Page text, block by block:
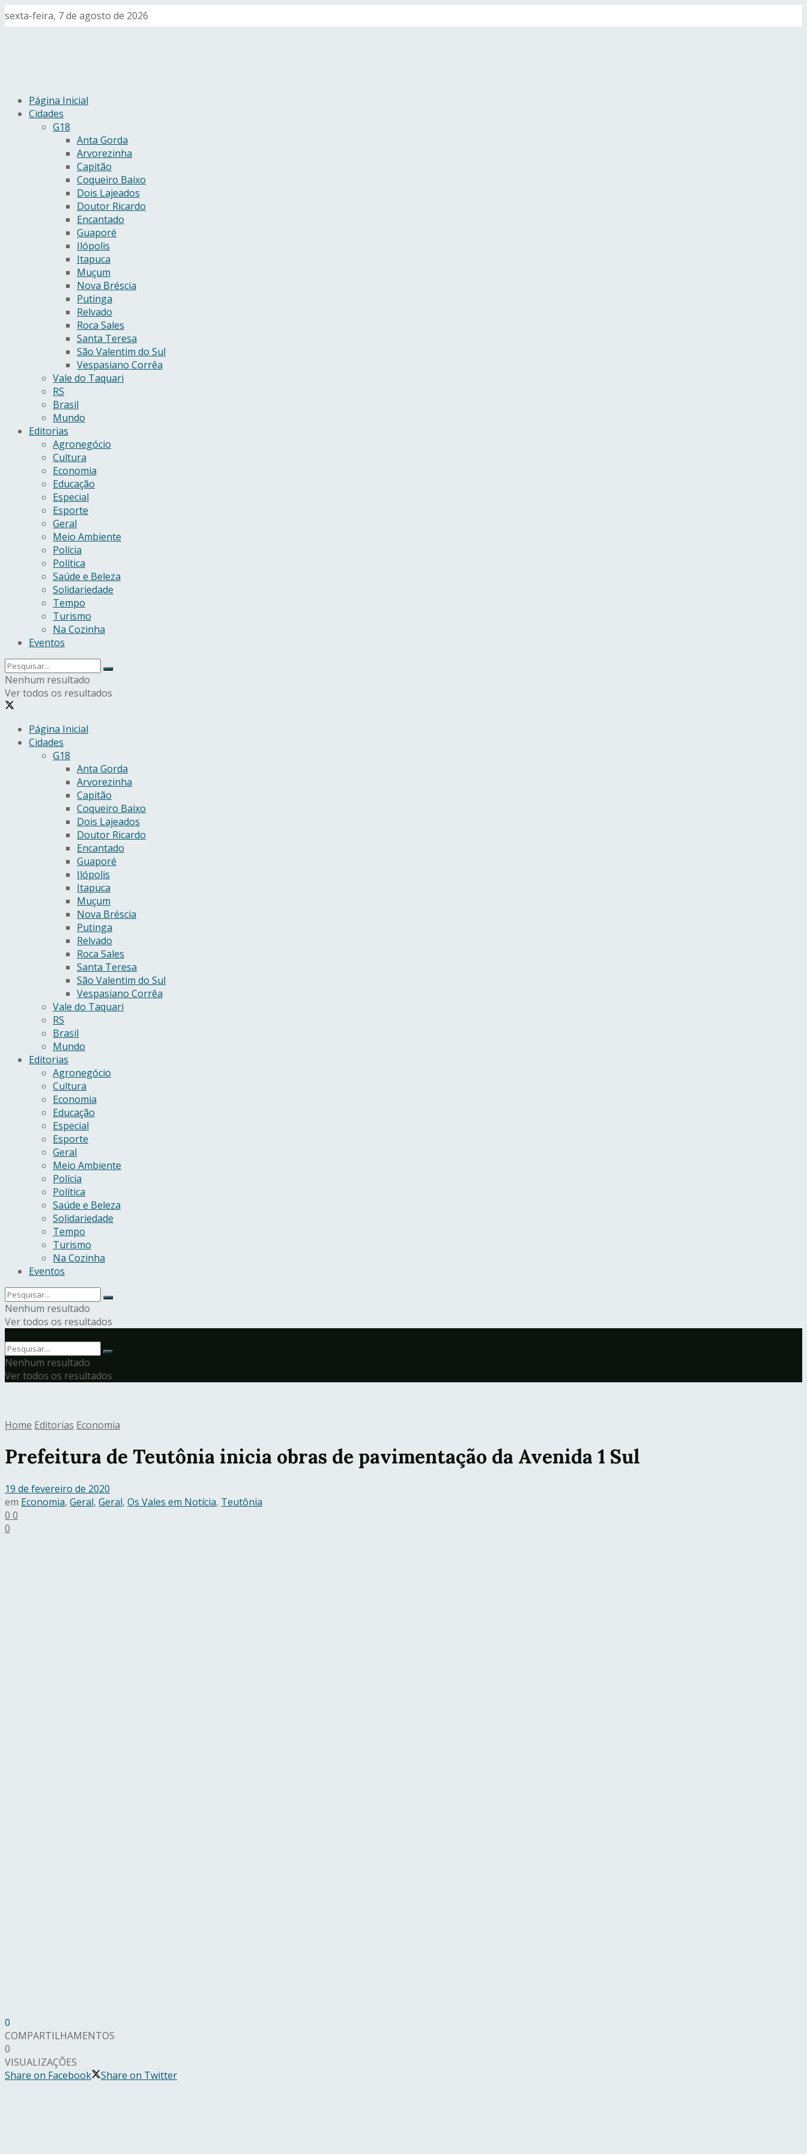
sexta-feira, 7 de agosto de 2026
Página Inicial
Cidades
G18
Anta Gorda
Arvorezinha
Capitão
Coqueiro Baixo
Dois Lajeados
Doutor Ricardo
Encantado
Guaporé
Ilópolis
Itapuca
Muçum
Nova Bréscia
Putinga
Relvado
Roca Sales
Santa Teresa
São Valentim do Sul
Vespasiano Corrêa
Vale do Taquari
RS
Brasil
Mundo
Editorias
Agronegócio
Cultura
Economia
Educação
Especial
Esporte
Geral
Meio Ambiente
Polícia
Política
Saúde e Beleza
Solidariedade
Tempo
Turismo
Na Cozinha
Eventos
Nenhum resultado
Ver todos os resultados
Página Inicial
Cidades
G18
Anta Gorda
Arvorezinha
Capitão
Coqueiro Baixo
Dois Lajeados
Doutor Ricardo
Encantado
Guaporé
Ilópolis
Itapuca
Muçum
Nova Bréscia
Putinga
Relvado
Roca Sales
Santa Teresa
São Valentim do Sul
Vespasiano Corrêa
Vale do Taquari
RS
Brasil
Mundo
Editorias
Agronegócio
Cultura
Economia
Educação
Especial
Esporte
Geral
Meio Ambiente
Polícia
Política
Saúde e Beleza
Solidariedade
Tempo
Turismo
Na Cozinha
Eventos
Nenhum resultado
Ver todos os resultados
Nenhum resultado
Ver todos os resultados
Home Editorias Economia
Prefeitura de Teutônia inicia obras de pavimentação da Avenida 1 Sul
19 de fevereiro de 2020
em Economia, Geral, Geral, Os Vales em Notícia, Teutônia
0 0
0
0
COMPARTILHAMENTOS
0
VISUALIZAÇÕES
Share on Facebook
Share on Twitter